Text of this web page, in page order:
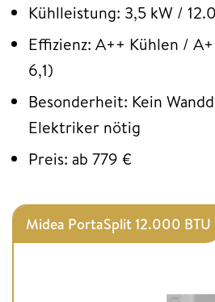
Kühlleistung: 3,5 kW /
Effizienz: A++ Kühlen /
6,1)
Besonderheit: Kein
Elektriker nötig
Preis: ab 779 €
Midea PortaSplit 12.000 BTU